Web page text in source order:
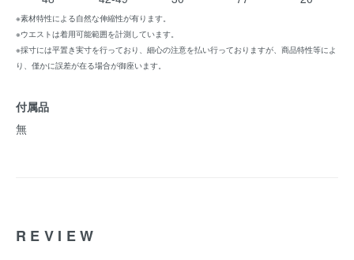
※素材特性による自然な伸縮性が有ります。
※ウエストは着用可能範囲を計測しています。
※採寸には平置き実寸を行っており、細心の注意を払い行っておりますが、商品特性等によ
り、僅かに誤差が在る場合が御座います。
付属品
無
REVIEW